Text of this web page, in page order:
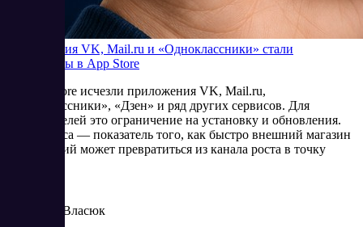
Приложения VK, Mail.ru и «Одноклассники» стали
недоступны в App Store
Из App Store исчезли приложения VK, Mail.ru,
«Одноклассники», «Дзен» и ряд других сервисов. Для
пользователей это ограничение на установку и обновления.
Для бизнеса — показатель того, как быстро внешний магазин
приложений может превратиться из канала роста в точку
Елена Власюк